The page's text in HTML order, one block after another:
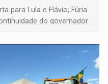
para Lula e Flávio; Fúria
do governador
ABAV faz evento em